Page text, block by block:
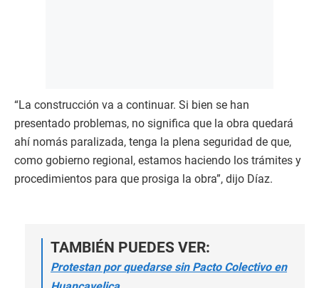
“La construcción va a continuar. Si bien se han
presentado problemas, no significa que la obra quedará
ahí nomás paralizada, tenga la plena seguridad de que,
como gobierno regional, estamos haciendo los trámites y
procedimientos para que prosiga la obra”, dijo Díaz.
TAMBIÉN PUEDES VER:
Protestan por quedarse sin Pacto Colectivo en